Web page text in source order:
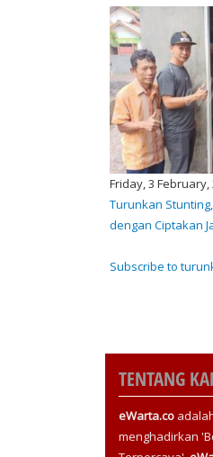
Friday, 3 February,
Turunkan
dengan Ciptakan
Subscribe to
TENTANG
eWarta.co
menghadirkan